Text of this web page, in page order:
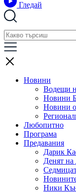
Гледай
Новини
Водещи
Новини
Новини
Любопитно
Програма
Предавания
Дарик
Денят
Ники